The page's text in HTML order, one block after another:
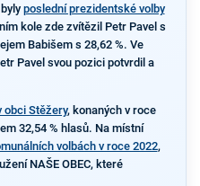
poslední prezidentské volby
kole zde zvítězil Petr Pavel s
Babišem s 28,62 %. Ve
Pavel svou pozici potvrdil a
obci Stěžery, konaných v roce
32,54 % hlasů. Na místní
volbách v roce 2022,
NAŠE OBEC, které